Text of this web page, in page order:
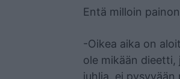
Entä milloin
-Oikea aika on
ole mikään dieetti,
juhlia, ei